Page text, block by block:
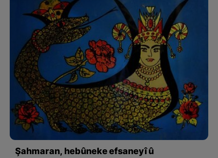
Şahmaran, hebûneke efsaneyî û